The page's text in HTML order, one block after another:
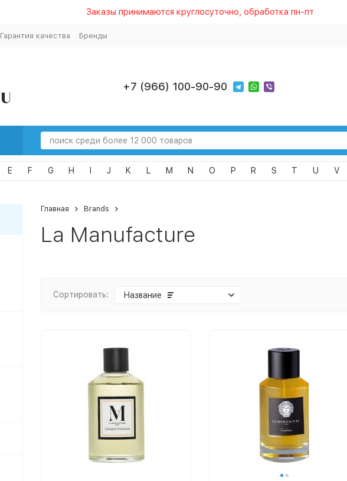
Заказы принимаются круглосуточно, обработка пн-пт
Гарантия качества Бренды
+7 (966) 100-90-90
E F G H J K L M N O P R S T U V
Главная Brands
La Manufacture
Сортировать: Название